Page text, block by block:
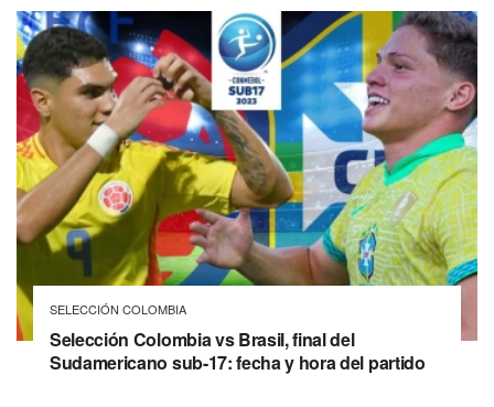
SELECCIÓN COLOMBIA
Selección Colombia vs Brasil, final del
Sudamericano sub-17: fecha y hora del partido